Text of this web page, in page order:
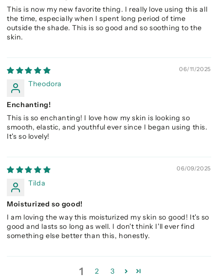
This is now my new favorite thing. I really love using this all
the time, especially when I spent long period of time
outside the shade. This is so good and so soothing to the
skin.
06/11/2025
Theodora
Enchanting!
This is so enchanting! I love how my skin is looking so
smooth, elastic, and youthful ever since I began using this.
It's so lovely!
06/09/2025
Tilda
Moisturized so good!
I am loving the way this moisturized my skin so good! It's so
good and lasts so long as well. I don't think I'll ever find
something else better than this, honestly.
1 2 3